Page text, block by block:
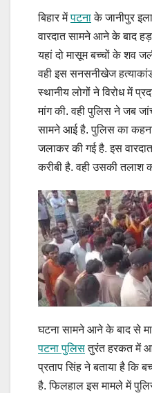
बिहार मेंपटनाके जानीपुर
वारदात सामने आने के बाद
यहां दो मासूम बच्चों के शव
वही इस सनसनीखेज
स्थानीय लोगों ने विरोध में
मांग की. वही पुलिस ने जब
सामने आई है. पुलिस का कहना
जलाकर की गई है. इस वारदात
करीबी है. वही उसकी तलाश
घटना सामने आने के बाद से
पटना पुलिसतुरंत हरकत में
प्रताप सिंह ने बताया है कि
है. फिलहाल इस मामले में